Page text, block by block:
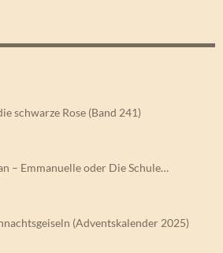
schwarze Rose (Band 241)
– Emmanuelle oder Die Schule…
(Adventskalender 2025)